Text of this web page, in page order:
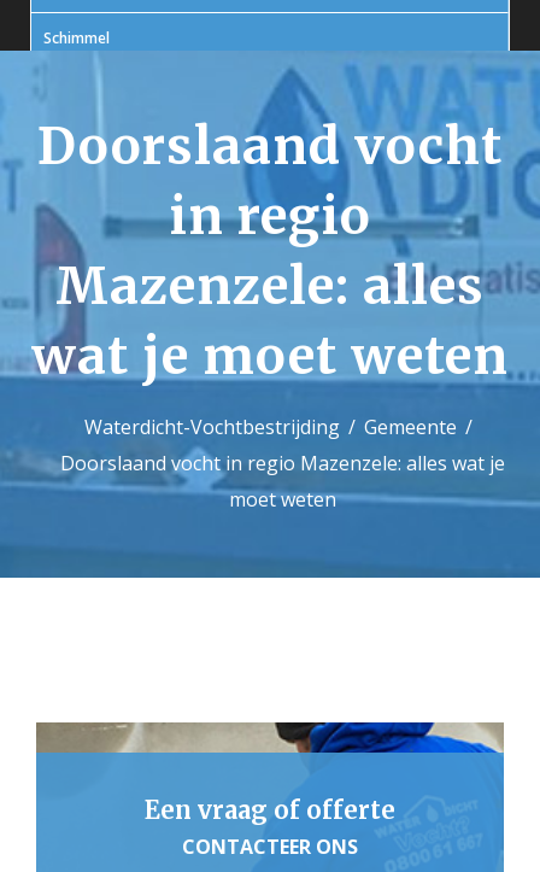
Schimmel
Contact
Doorslaand vocht
in regio
Mazenzele: alles
wat je moet weten
Waterdicht-Vochtbestrijding
Gemeente
Doorslaand vocht in regio Mazenzele: alles wat je
moet weten
Een vraag of offerte
CONTACTEER ONS